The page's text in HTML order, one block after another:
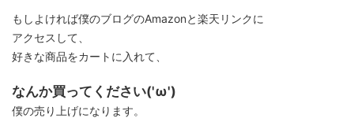
もしよければ僕のブログのAmazonと楽天リンクに
アクセスして、
好きな商品をカートに入れて、
なんか買ってください('ω')
僕の売り上げになります。